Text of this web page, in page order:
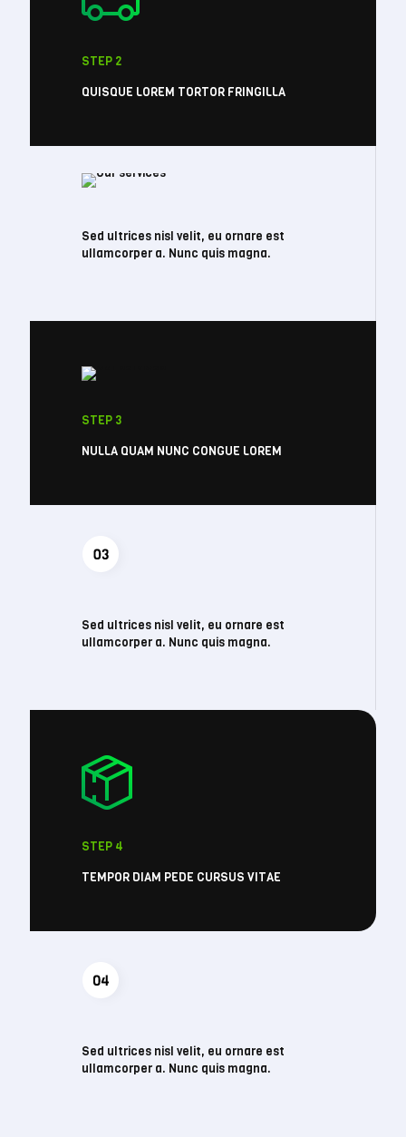
STEP 2
QUISQUE LOREM TORTOR FRINGILLA
Sed ultrices nisl velit, eu ornare est
ullamcorper a. Nunc quis magna.
STEP 3
NULLA QUAM NUNC CONGUE LOREM
Sed ultrices nisl velit, eu ornare est
ullamcorper a. Nunc quis magna.
STEP 4
TEMPOR DIAM PEDE CURSUS VITAE
Sed ultrices nisl velit, eu ornare est
ullamcorper a. Nunc quis magna.